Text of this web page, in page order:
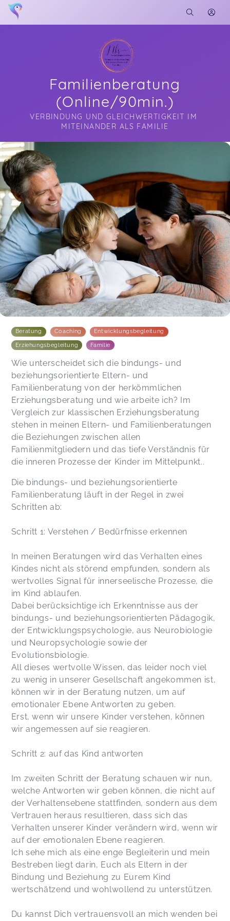
Familienberatung
(Online/90min.)
VERBINDUNG UND GLEICHWERTIGKEIT IM
MITEINANDER ALS FAMILIE
Soon you will learn more about me here...
Beratung Coaching Entwicklungsbegleitung
Erziehungsbegleitung Familie
Wie unterscheidet sich die bindungs- und
beziehungsorientierte Eltern- und
Familienberatung von der herkömmlichen
Erziehungsberatung und wie arbeite ich? Im
Vergleich zur klassischen Erziehungsberatung
stehen in meinen Eltern- und Familienberatungen
die Beziehungen zwischen allen
Familienmitgliedern und das tiefe Verständnis für
die inneren Prozesse der Kinder im Mittelpunkt..
Die bindungs- und beziehungsorientierte
Familienberatung läuft in der Regel in zwei
Schritten ab:
Schritt 1: Verstehen / Bedürfnisse erkennen
In meinen Beratungen wird das Verhalten eines
Kindes nicht als störend empfunden, sondern als
wertvolles Signal für innerseelische Prozesse, die
im Kind ablaufen.
Dabei berücksichtige ich Erkenntnisse aus der
bindungs- und beziehungsorientierten Pädagogik,
der Entwicklungspsychologie, aus Neurobiologie
und Neuropsychologie sowie der
Evolutionsbiologie.
All dieses wertvolle Wissen, das leider noch viel
zu wenig in unserer Gesellschaft angekommen ist,
können wir in der Beratung nutzen, um auf
emotionaler Ebene Antworten zu geben.
Erst, wenn wir unsere Kinder verstehen, können
wir angemessen auf sie reagieren.
Schritt 2: auf das Kind antworten
Im zweiten Schritt der Beratung schauen wir nun,
welche Antworten wir geben können, die nicht auf
der Verhaltensebene stattfinden, sondern aus dem
Vertrauen heraus resultieren, dass sich das
Verhalten unserer Kinder verändern wird, wenn wir
auf der emotionalen Ebene reagieren.
Ich sehe mich als eine enge Begleiterin und mein
Bestreben liegt darin, Euch als Eltern in der
Bindung und Beziehung zu Eurem Kind
wertschätzend und wohlwollend zu unterstützen.
Du kannst Dich vertrauensvoll an mich wenden bei